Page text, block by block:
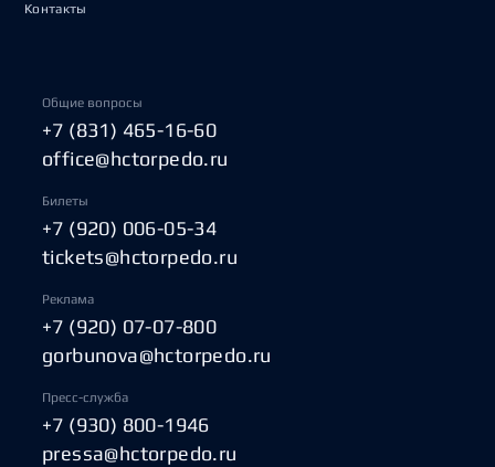
Контакты
Общие вопросы
+7 (831) 465-16-60
office@hctorpedo.ru
Билеты
+7 (920) 006-05-34
tickets@hctorpedo.ru
Реклама
+7 (920) 07-07-800
gorbunova@hctorpedo.ru
Пресс-служба
+7 (930) 800-1946
pressa@hctorpedo.ru